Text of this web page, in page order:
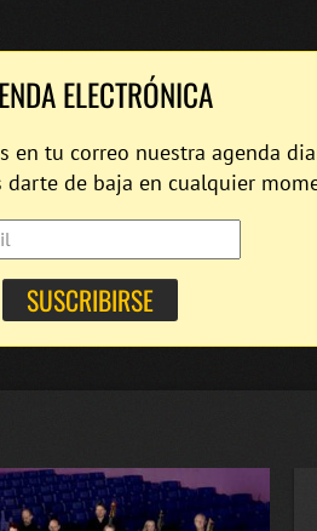
ELECTRÓNICA
en tu correo nuestra agenda
darte de baja en cualquier